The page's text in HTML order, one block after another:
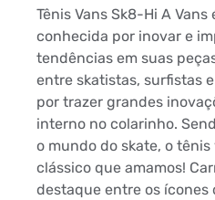
Tênis Vans Sk8-Hi A Vans
conhecida por inovar e
tendências em suas
entre skatistas, surfistas
por trazer grandes
interno no colarinho.
o mundo do skate, o
clássico que amamos!
destaque entre os ícones